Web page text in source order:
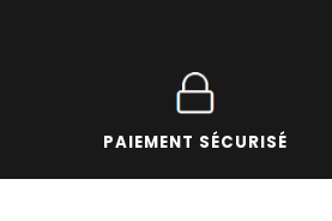
PAIEMENT SÉCURISÉ